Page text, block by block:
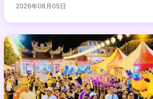
2026年08月05日